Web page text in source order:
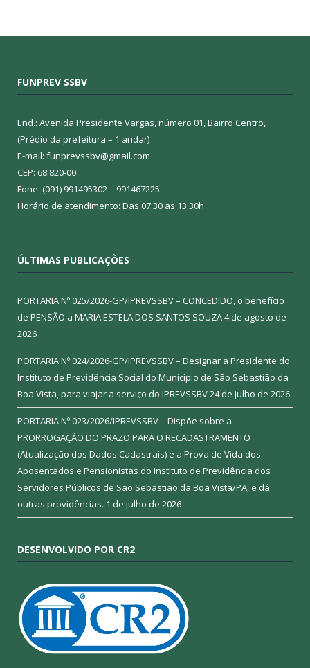
FUNPREV SSBV
End.: Avenida Presidente Vargas, número 01, Bairro Centro,
(Prédio da prefeitura – 1 andar)
E-mail: funprevssbv@gmail.com
CEP: 68.820-00
Fone: (091) 991495302 – 991467225
Horário de atendimento: Das 07:30 as 13:30h
ÚLTIMAS PUBLICAÇÕES
PORTARIA Nº 025/2026-GP/IPREVSSBV – CONCEDIDO, o benefício
de PENSÃO a MARIA ESTELA DOS SANTOS SOUZA4 de agosto de
2026
PORTARIA Nº 024/2026-GP/IPREVSSBV – Designar a Presidente do
Instituto de Previdência Social do Município de São Sebastião da
Boa Vista, para viajar a serviço do IPREVSSBV24 de julho de 2026
PORTARIA Nº 023/2026/IPREVSSBV – Dispõe sobre a
PRORROGAÇÃO DO PRAZO PARA O RECADASTRAMENTO
(Atualização dos Dados Cadastrais) e a Prova de Vida dos
Aposentados e Pensionistas do Instituto de Previdência dos
Servidores Públicos de São Sebastião da Boa Vista/PA, e dá
outras providências. 1 de julho de 2026
DESENVOLVIDO POR CR2